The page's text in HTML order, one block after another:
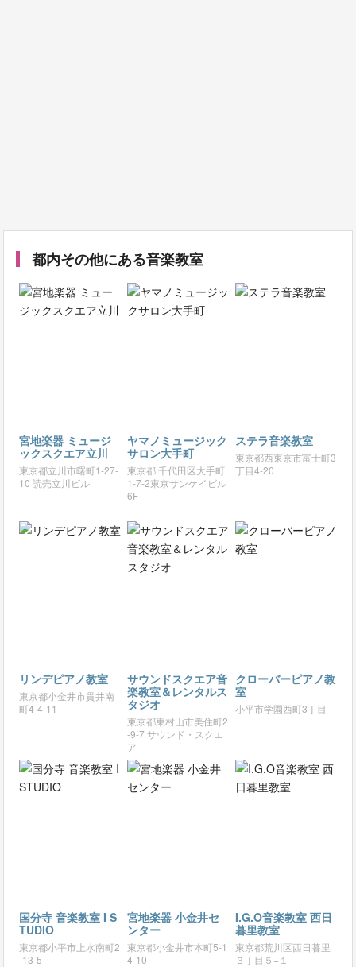
都内その他にある音楽教室
宮地楽器 ミュージ
ックスクエア立川
東京都立川市曙町1-27-
10 読売立川ビル
ヤマノミュージック
サロン大手町
東京都 千代田区大手町
1-7-2東京サンケイビル
6F
ステラ音楽教室
東京都西東京市富士町3
丁目4-20
リンデピアノ教室
東京都小金井市貫井南
町4-4-11
サウンドスクエア音
楽教室＆レンタルス
タジオ
東京都東村山市美住町2
-9-7 サウンド・スクエ
ア
クローバーピアノ教
室
小平市学園西町3丁目
国分寺 音楽教室 I S
TUDIO
東京都小平市上水南町2
-13-5
宮地楽器 小金井セ
ンター
東京都小金井市本町5-1
4-10
I.G.O音楽教室 西日
暮里教室
東京都荒川区西日暮里
３丁目５−１